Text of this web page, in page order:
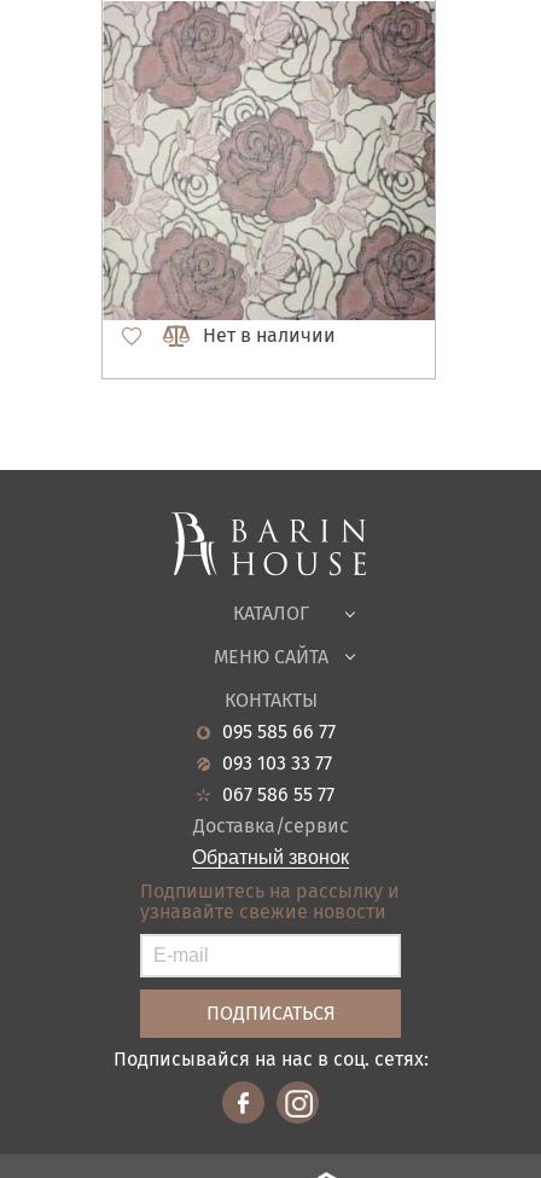
Нет в наличии
КАТАЛОГ
Спальни, Кровати
Корпусная мебель
Офисная мебель
Садовая мебель
Гостиная
Кухня
Прихожие
Ванная
Акции
МЕНЮ САЙТА
О нас
Новости
Гарантия
Кредит
Оплата и доставка
Отзывы
Контакты
Карта сайта
Условия покупки
КОНТАКТЫ
095 585 66 77
093 103 33 77
067 586 55 77
Доставка/сервис
Обратный звонок
Подпишитесь на рассылку и
узнавайте свежие новости
Подписывайся на нас в соц. сетях: